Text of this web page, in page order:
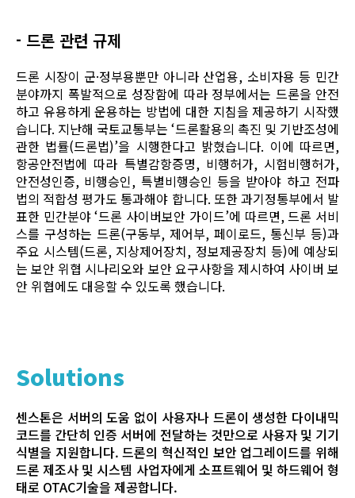
- 드론 관련 규제
드론 시장이 군·정부용뿐만 아니라 산업용, 소비자용 등 민간
분야까지 폭발적으로 성장함에 따라 정부에서는 드론을 안전
하고 유용하게 운용하는 방법에 대한 지침을 제공하기 시작했
습니다. 지난해 국토교통부는 ‘드론활용의 촉진 및 기반조성에
관한 법률(드론법)’을 시행한다고 밝혔습니다. 이에 따르면,
항공안전법에 따라 특별감항증명, 비행허가, 시험비행허가,
안전성인증, 비행승인, 특별비행승인 등을 받아야 하고 전파
법의 적합성 평가도 통과해야 합니다. 또한 과기정통부에서 발
표한 민간분야 ‘드론 사이버보안 가이드’에 따르면, 드론 서비
스를 구성하는 드론(구동부, 제어부, 페이로드, 통신부 등)과
주요 시스템(드론, 지상제어장치, 정보제공장치 등)에 예상되
는 보안 위협 시나리오와 보안 요구사항을 제시하여 사이버 보
안 위협에도 대응할 수 있도록 했습니다.
Solutions
센스톤은 서버의 도움 없이 사용자나 드론이 생성한 다이내믹
코드를 간단히 인증 서버에 전달하는 것만으로 사용자 및 기기
식별을 지원합니다. 드론의 혁신적인 보안 업그레이드를 위해
드론 제조사 및 시스템 사업자에게 소프트웨어 및 하드웨어 형
태로 OTAC기술을 제공합니다.